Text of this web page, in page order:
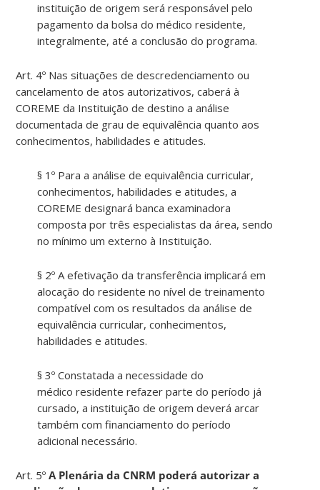
instituição de origemserá responsável pelo
pagamento da bolsa do médicoresidente,
integralmente, até a conclusão do programa.
Art. 4º Nas situações de descredenciamento ou
cancelamento de atos autorizativos, caberáà
COREME da Instituição de destino a análise
documentada de grau de equivalência quanto aos
conhecimentos, habilidades e atitudes.
§ 1º Para a análise de equivalência curricular,
conhecimentos, habilidades e atitudes, a
COREME designarábanca examinadora
composta por três especialistas da área, sendo
no mínimo um externo à Instituição.
§ 2º A efetivação da transferência implicaráem
alocação do residente no nível de treinamento
compatível com os resultados da análise de
equivalência curricular, conhecimentos,
habilidades e atitudes.
§ 3º Constatada a necessidade do
médicoresidente refazer parte do período já
cursado, a instituição de origem deverá arcar
também comfinanciamento do período
adicional necessário.
Art. 5ºAPlenária da CNRM poderá autorizar a